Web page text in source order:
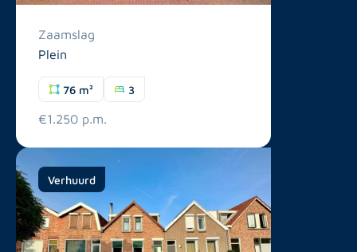
Zaamslag
Plein
76 m² 3
€1.250 p.m.
Verhuurd